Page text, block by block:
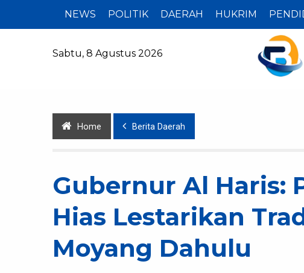
NEWS POLITIK DAERAH HUKRIM
Sabtu, 8 Agustus 2026
Home Berita Daerah
Gubernur Al Haris:
Hias Lestarikan
Moyang Dahulu